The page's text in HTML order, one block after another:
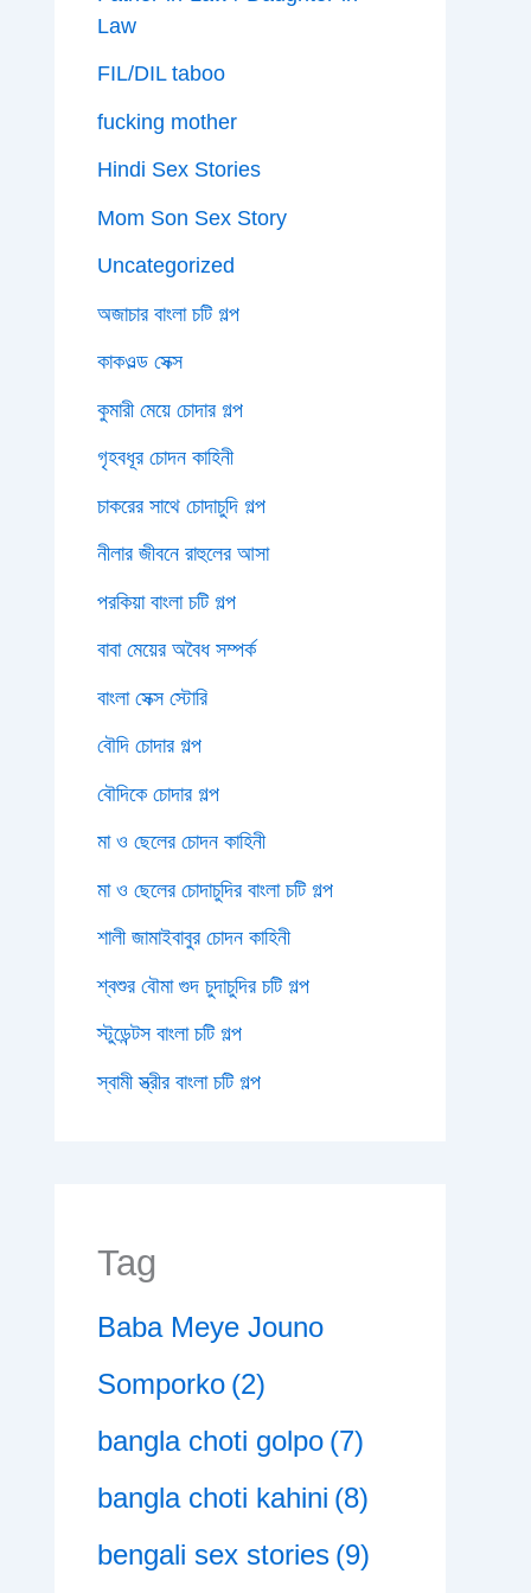
Law
FIL/DIL taboo
fucking mother
Hindi Sex Stories
Mom Son Sex Story
Uncategorized
অজাচার বাংলা চটি গল্প
কাকওল্ড সেক্স
কুমারী মেয়ে চোদার গল্প
গৃহবধূর চোদন কাহিনী
চাকরের সাথে চোদাচুদি গল্প
নীলার জীবনে রাহুলের আসা
পরকিয়া বাংলা চটি গল্প
বাবা মেয়ের অবৈধ সম্পর্ক
বাংলা সেক্স স্টোরি
বৌদি চোদার গল্প
বৌদিকে চোদার গল্প
মা ও ছেলের চোদন কাহিনী
মা ও ছেলের চোদাচুদির বাংলা চটি গল্প
শালী জামাইবাবুর চোদন কাহিনী
শ্বশুর বৌমা গুদ চুদাচুদির চটি গল্প
স্টুডেন্টস বাংলা চটি গল্প
স্বামী স্ত্রীর বাংলা চটি গল্প
Tag
Baba Meye Jouno
Somporko (2)
bangla choti golpo (7)
bangla choti kahini (8)
bengali sex stories (9)